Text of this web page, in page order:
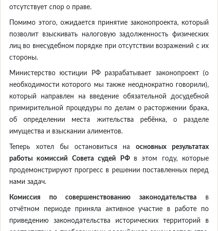
отсутствует спор о праве.
Помимо этого, ожидается принятие законопроекта, который
позволит взыскивать налоговую задолженность физических
лиц во внесудебном порядке при отсутствии возражений с их
стороны.
Министерство юстиции РФ разрабатывает законопроект (о
необходимости которого мы также неоднократно говорили),
который направлен на введение обязательной досудебной
примирительной процедуры по делам о расторжении брака,
об определении места жительства ребёнка, о разделе
имущества и взыскании алиментов.
Теперь хотел бы остановиться наосновных результатах
работы комиссий Совета судей РФ в этом году, которые
продемонстрируют прогресс в решении поставленных перед
нами задач.
Комиссия по совершенствованию законодательствав
отчётном периоде приняла активное участие в работе по
приведению законодательства исторических территорий в